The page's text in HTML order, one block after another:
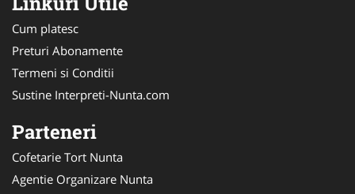
Cum platesc
Preturi Abonamente
Termeni si Conditii
Sustine Interpreti-Nunta.com
Parteneri
Cofetarie Tort Nunta
Agentie Organizare Nunta